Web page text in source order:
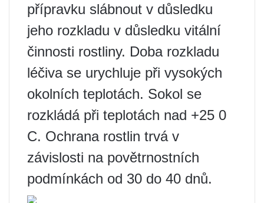
přípravku slábnout v důsledku
jeho rozkladu v důsledku vitální
činnosti rostliny. Doba rozkladu
léčiva se urychluje při vysokých
okolních teplotách. Sokol se
rozkládá při teplotách nad +25 0
C. Ochrana rostlin trvá v
závislosti na povětrnostních
podmínkách od 30 do 40 dnů.